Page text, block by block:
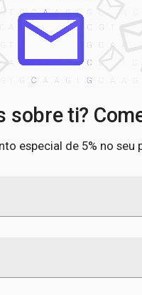
sobre ti?
especial de 5% no seu